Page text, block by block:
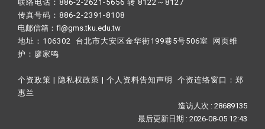
联络电话：886-2-2621-5656 转 8122～8127
传真号码：886-2-2391-8108
电邮信箱：fl@gms.tku.edu.tw
地址：106302 台北市大安区金华街199巷5号506室 网页维
护： 廖家鸣​
个资政策 | 隐私权政策 | 个人资料告知声明 个资连络窗口： 郑
惠兰
造访人次 : 28689135
最后更新日期 :2026-08-05 12:43